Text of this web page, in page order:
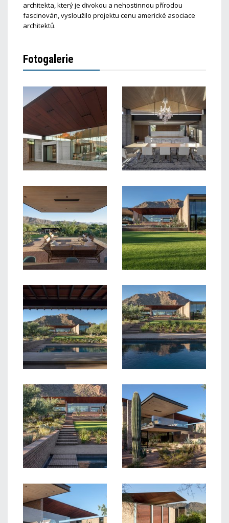
architekta, který je divokou a nehostinnou přírodou
fascinován, vysloužilo projektu cenu americké asociace
architektů.
Fotogalerie